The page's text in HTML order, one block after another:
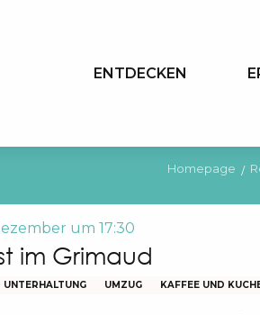
ENTDECKEN
Homepage
um 17:30
im Grimaud
UNTERHALTUNG UMZUG KAFFEE UND